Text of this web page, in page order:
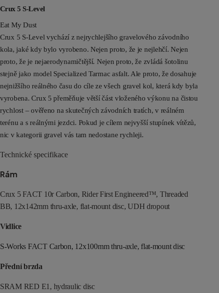
Crux 5 S-Level
Eat My Dust
Crux 5 S-Level vychází z nejrychlejšího gravelového závodního
kola, jaké kdy bylo vyrobeno. Nejen proto, že je nejlehčí. Nejen
proto, že je nejaerodynamičtější. Nejen proto, že zvládá šotolinu
stejně jako model Specialized Tarmac asfalt. Ale proto, že dosahuje
nejnižšího reálného času do cíle ze všech gravel kol, která kdy byla
vyrobena. Crux 5 přeměňuje větší část vloženého výkonu na čistou
rychlost – ověřeno na skutečných závodních tratích, v reálném
terénu a s reálnými jezdci. Pokud je cílem nejvyšší stupínek vítězů,
nic v kategorii gravel vás tam nedostane rychleji.
Technické specifikace
Rám
Crux 5 FACT 10r Carbon, Rider First Engineered™, Threaded
BB, 12x142mm thru-axle, flat-mount disc, UDH dropout
Vidlice
S-Works FACT Carbon, 12x100mm thru-axle, flat-mount disc
Přední brzda
SRAM RED E1, hydraulic disc